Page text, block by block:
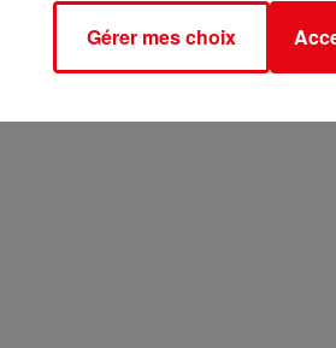
Gérer mes choix